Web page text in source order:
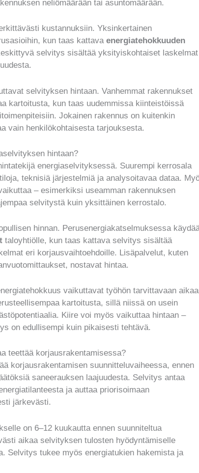
neliömäärään tai asuntomäärään.
kustannuksiin. Yksinkertainen
kun taas kattava energiatehokkuuden
selvitys sisältää yksityiskohtaiset
selvityksen hintaan. Vanhemmat rakennukset
kartoitusta, kun taas uudemmissa kiinteistöissä
Jokainen rakennus on kuitenkin
vain henkilökohtaisesta tarjouksesta.
hintaan?
energiaselvityksessä. Suurempi kerrosala
teknisiä järjestelmiä ja analysoitavaa dataa.
– esimerkiksi useamman rakennuksen
selvitystä kuin yksittäinen kerrostalo.
hinnan. Perusenergiakatselmuksessa
taloyhtiölle, kun taas kattava selvitys sisältää
eri korjausvaihtoehdoille. Lisäpalvelut, kuten
nostavat hintaa.
vaikuttavat työhön tarvittavaan
kartoitusta, sillä niissä on usein
Kiire voi myös vaikuttaa hintaan –
on edullisempi kuin pikaisesti tehtävä.
teettää korjausrakentamisessa?
korjausrakentamisen suunnitteluvaiheessa, ennen
saneerauksen laajuudesta. Selvitys antaa
ja auttaa priorisoimaan
järkevästi.
on 6–12 kuukautta ennen suunniteltua
aikaa selvityksen tulosten hyödyntämiselle
Selvitys tukee myös energiatukien hakemista ja